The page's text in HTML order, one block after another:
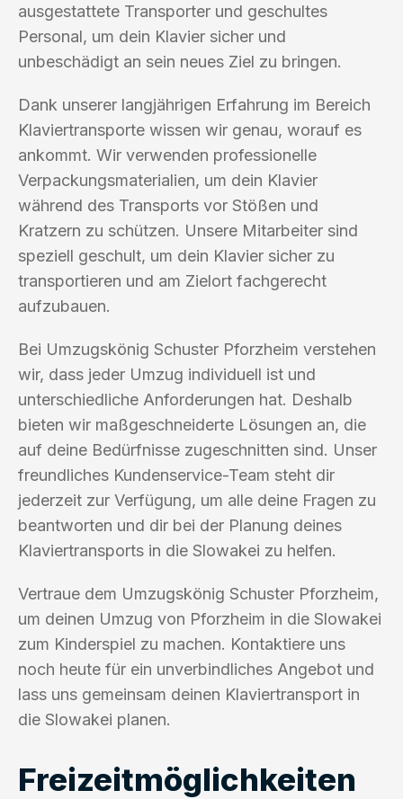
ausgestattete Transporter und geschultes
Personal, um dein Klavier sicher und
unbeschädigt an sein neues Ziel zu bringen.
Dank unserer langjährigen Erfahrung im Bereich
Klaviertransporte wissen wir genau, worauf es
ankommt. Wir verwenden professionelle
Verpackungsmaterialien, um dein Klavier
während des Transports vor Stößen und
Kratzern zu schützen. Unsere Mitarbeiter sind
speziell geschult, um dein Klavier sicher zu
transportieren und am Zielort fachgerecht
aufzubauen.
Bei Umzugskönig Schuster Pforzheim verstehen
wir, dass jeder Umzug individuell ist und
unterschiedliche Anforderungen hat. Deshalb
bieten wir maßgeschneiderte Lösungen an, die
auf deine Bedürfnisse zugeschnitten sind. Unser
freundliches Kundenservice-Team steht dir
jederzeit zur Verfügung, um alle deine Fragen zu
beantworten und dir bei der Planung deines
Klaviertransports in die Slowakei zu helfen.
Vertraue dem Umzugskönig Schuster Pforzheim,
um deinen Umzug von Pforzheim in die Slowakei
zum Kinderspiel zu machen. Kontaktiere uns
noch heute für ein unverbindliches Angebot und
lass uns gemeinsam deinen Klaviertransport in
die Slowakei planen.
Freizeitmöglichkeiten